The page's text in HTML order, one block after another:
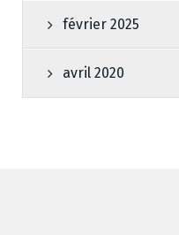
février 2025
avril 2020